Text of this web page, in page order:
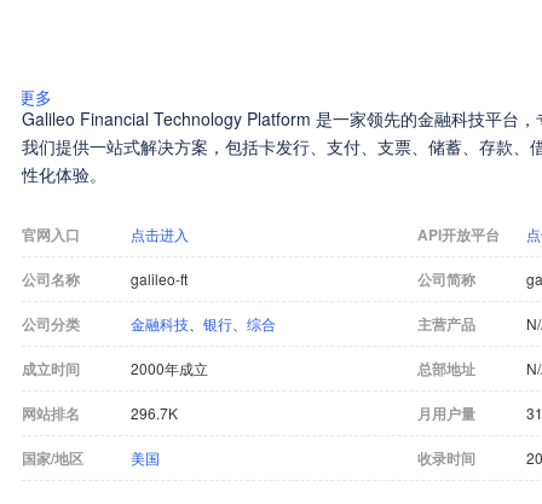
更多
Galileo Financial Technology Platform 是一家领先的金融科技平台
我们提供一站式解决方案，包括卡发行、支付、支票、储蓄、存款、
性化体验。
官网入口 点击进入 API开放平台
公司名称 galileo-ft 公司简称
公司分类 金融科技 银行 综合 主营产品
成立时间 2000年成立 总部地址
网站排名 296.7K 月用户量
国家/地区 美国 收录时间